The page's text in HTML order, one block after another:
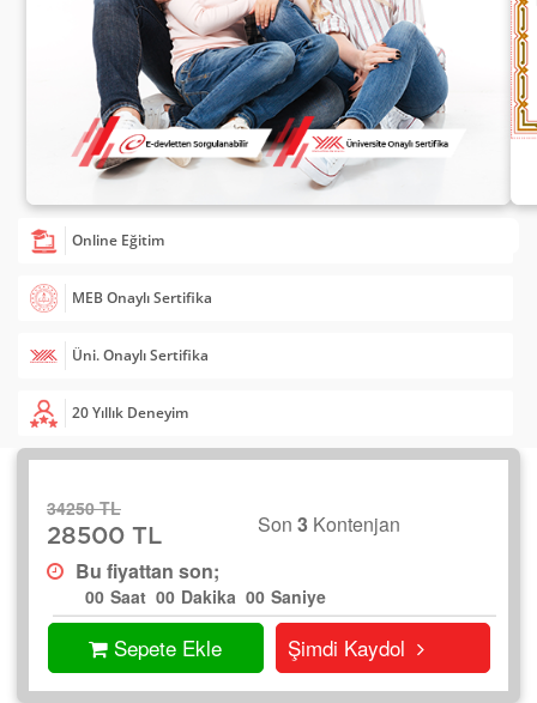
20 Yıllık Deneyim
Üni. Onaylı Sertifika
MEB Onaylı Sertifika
Online Eğitim
34250 TL
28500 TL
Son 3Kontenjan
Bu fiyattan son;
00 Saat 00 Dakika 00 Saniye
Sepete Ekle Şimdi Kaydol